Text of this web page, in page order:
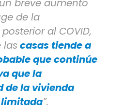
breve aumento
de la
al COVID,
lascasas tiende a
que continúe
que la
de la vivienda
limitada”.